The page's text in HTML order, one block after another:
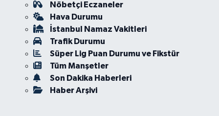
Nöbetçi Eczaneler
Hava Durumu
İstanbul Namaz Vakitleri
Trafik Durumu
Süper Lig Puan Durumu ve Fikstür
Tüm Manşetler
Son Dakika Haberleri
Haber Arşivi